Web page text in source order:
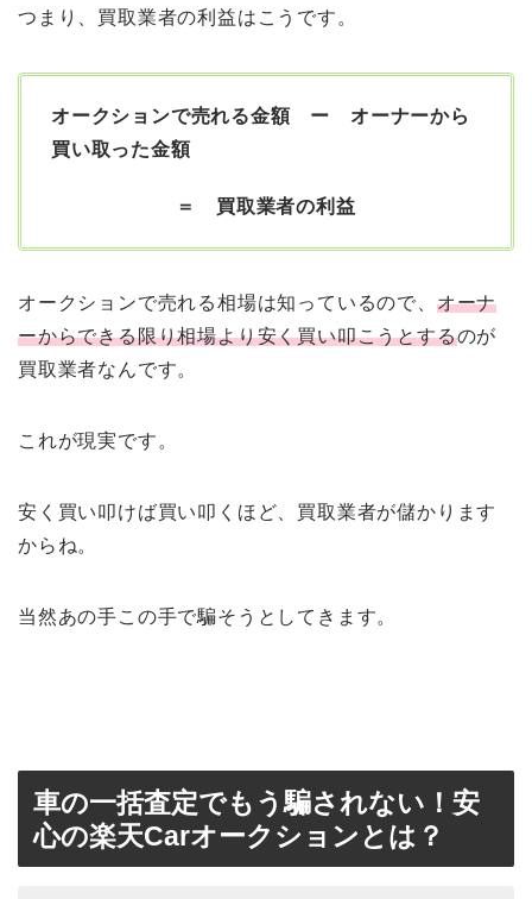
つまり、買取業者の利益はこうです。
オークションで売れる金額 ー オーナーから
買い取った金額
＝ 買取業者の利益
オークションで売れる相場は知っているので、 オーナ
ーからできる限り相場より安く買い叩こうとするのが
買取業者なんです。
これが現実です。
安く買い叩けば買い叩くほど、買取業者が儲かります
からね。
当然あの手この手で騙そうとしてきます。
車の一括査定でもう騙されない！安
心の楽天Carオークションとは？